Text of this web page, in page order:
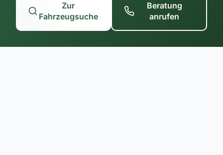
Zur
Fahrzeugsuche
Beratung
anrufen